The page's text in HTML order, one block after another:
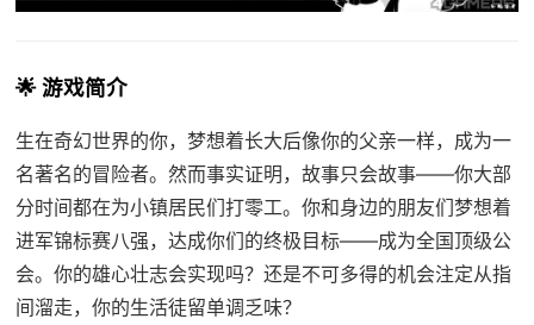
🌟 游戏简介
生在奇幻世界的你，梦想着长大后像你的父亲一样，成为一
名著名的冒险者。然而事实证明，故事只会故事——你大部
分时间都在为小镇居民们打零工。你和身边的朋友们梦想着
进军锦标赛八强，达成你们的终极目标——成为全国顶级公
会。你的雄心壮志会实现吗？还是不可多得的机会注定从指
间溜走，你的生活徒留单调乏味？